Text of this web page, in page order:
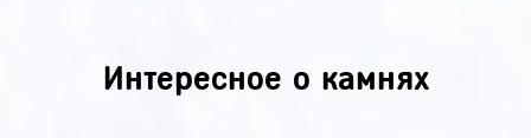
Интересное о камнях